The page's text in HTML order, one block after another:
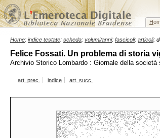
H
Home: indice testate: scheda: volumi/anni: fascicoli: articoli:
Felice Fossati. Un problema di storia
Archivio Storico Lombardo : Giornale della
art. prec. indice art. succ.